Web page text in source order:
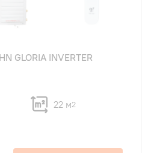
GLORIA INVERTER
22 м2